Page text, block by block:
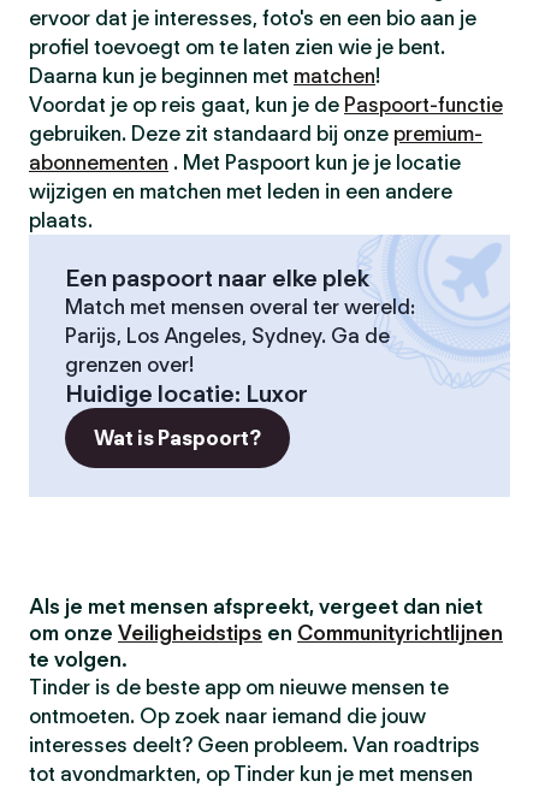
ervoor dat je interesses, foto's en een bio aan je
profiel toevoegt om te laten zien wie je bent.
Daarna kun je beginnen met matchen!
Voordat je op reis gaat, kun je de Paspoort-functie
gebruiken. Deze zit standaard bij onze premium-
abonnementen . Met Paspoort kun je je locatie
wijzigen en matchen met leden in een andere
plaats.
Een paspoort naar elke plek
Match met mensen overal ter wereld:
Parijs, Los Angeles, Sydney. Ga de
grenzen over!
Huidige locatie: Luxor
Wat is Paspoort?
Als je met mensen afspreekt, vergeet dan niet
om onze Veiligheidstips en Communityrichtlijnen
te volgen.
Tinder is de beste app om nieuwe mensen te
ontmoeten. Op zoek naar iemand die jouw
interesses deelt? Geen probleem. Van roadtrips
tot avondmarkten, op Tinder kun je met mensen